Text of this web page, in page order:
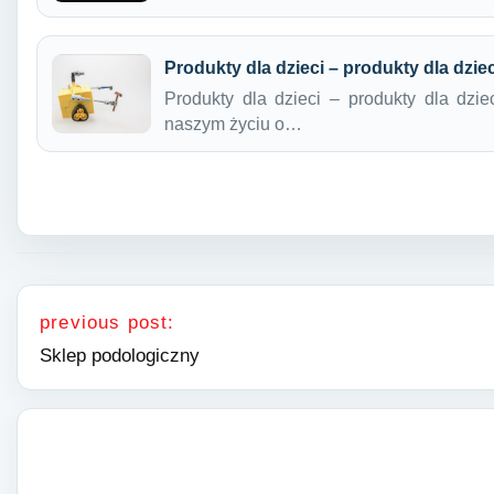
Produkty dla dzieci – produkty dla
Produkty dla dzieci – produkty dla
naszym życiu o…
Nawigacja wpisu
previous post:
Sklep podologiczny